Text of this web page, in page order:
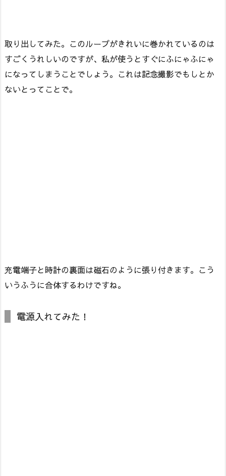
取り出してみた。このループがきれいに巻かれているのは
すごくうれしいのですが、私が使うとすぐにふにゃふにゃ
になってしまうことでしょう。これは記念撮影でもしとか
ないとってことで。
充電端子と時計の裏面は磁石のように張り付きます。こう
いうふうに合体するわけですね。
電源入れてみた！